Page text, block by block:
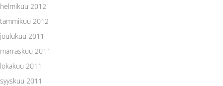
helmikuu 2012
tammikuu 2012
joulukuu 2011
marraskuu 2011
lokakuu 2011
syyskuu 2011